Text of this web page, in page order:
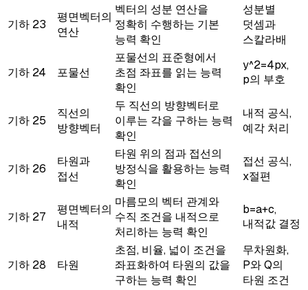
기하 23
평면벡터의
연산
벡터의 성분 연산을
정확히 수행하는 기본
능력 확인
성분별
덧셈과
스칼라배
기하 24 포물선
포물선의 표준형에서
초점 좌표를 읽는 능력
확인
y^2=4px,
p의 부호
기하 25
직선의
방향벡터
두 직선의 방향벡터로
이루는 각을 구하는 능력
확인
내적 공식,
예각 처리
기하 26
타원과
접선
타원 위의 점과 접선의
방정식을 활용하는 능력
확인
접선 공식,
x절편
기하 27
평면벡터의
내적
마름모의 벡터 관계와
수직 조건을 내적으로
처리하는 능력 확인
b=a+c,
내적값 결정
기하 28 타원
초점, 비율, 넓이 조건을
좌표화하여 타원의 값을
구하는 능력 확인
무차원화,
P와 Q의
타원 조건